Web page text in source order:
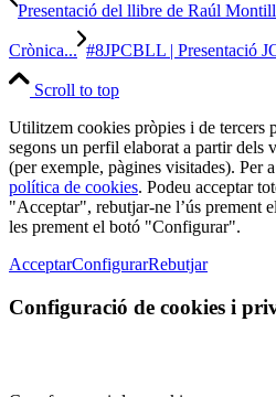
Presentació del llibre de Raúl
Crònica... #8JPCBLL | Presentació
Scroll to top
Utilitzem cookies pròpies i de tercers
segons un perfil elaborat a partir dels
(per exemple, pàgines visitades). Per
política de cookies. Podeu acceptar
"Acceptar", rebutjar-ne l’ús prement
les prement el botó "Configurar".
AcceptarConfigurarRebutjar
Configuració de cookies i